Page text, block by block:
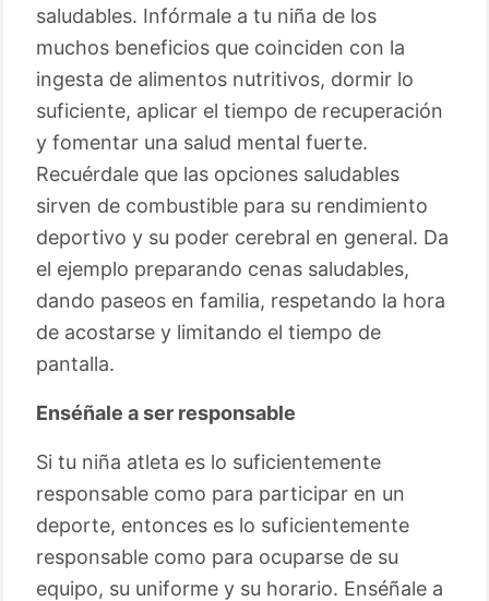
saludables. Infórmale a tu niña de los
muchos beneficios que coinciden con la
ingesta de alimentos nutritivos, dormir lo
suficiente, aplicar el tiempo de recuperación
y fomentar una salud mental fuerte.
Recuérdale que las opciones saludables
sirven de combustible para su rendimiento
deportivo y su poder cerebral en general. Da
el ejemplo preparando cenas saludables,
dando paseos en familia, respetando la hora
de acostarse y limitando el tiempo de
pantalla.
Enséñale a ser responsable
Si tu niña atleta es lo suficientemente
responsable como para participar en un
deporte, entonces es lo suficientemente
responsable como para ocuparse de su
equipo, su uniforme y su horario. Enséñale a